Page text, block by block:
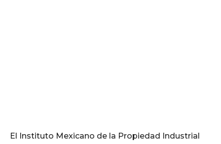
El Instituto Mexicano de la Propiedad Industrial